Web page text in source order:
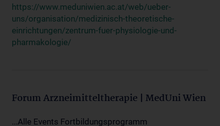
https://www.meduniwien.ac.at/web/ueber-
uns/organisation/medizinisch-theoretische-
einrichtungen/zentrum-fuer-physiologie-und-
pharmakologie/
Forum Arzneimitteltherapie | MedUni Wien
...Alle Events Fortbildungsprogramm